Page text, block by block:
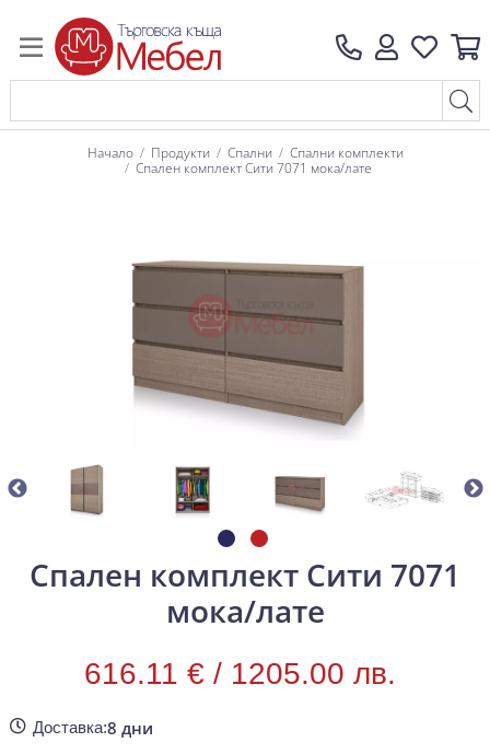
Начало Продукти Спални
Спални комплекти
Спален комплект Сити 7071 мока/лате
Спален комплект Сити 7071
мока/лате
616.11 € / 1205.00 лв.
Доставка:8 дни